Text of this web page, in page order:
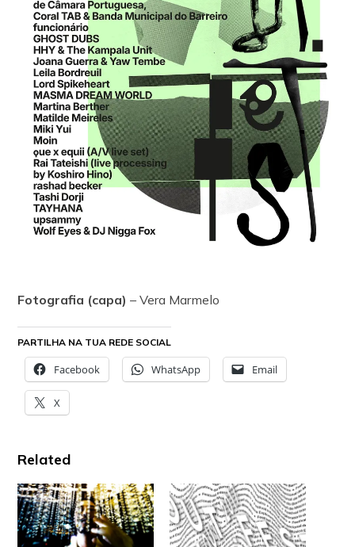
Fotografia (capa) – Vera Marmelo
PARTILHA NA TUA REDE SOCIAL
Facebook WhatsApp Email
X
Related